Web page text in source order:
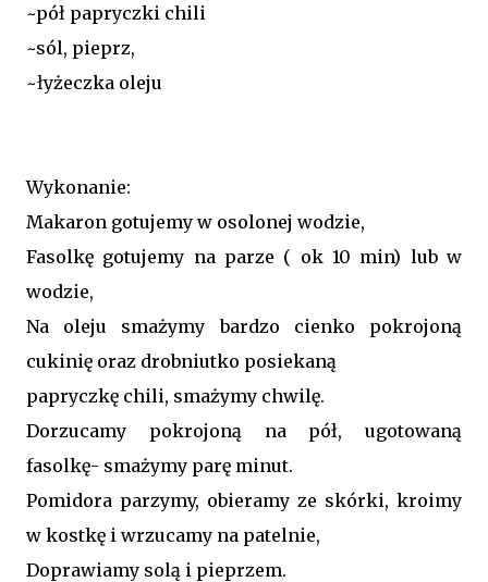
~pół papryczki chili
~sól, pieprz,
~łyżeczka oleju
Wykonanie:
Makaron gotujemy w osolonej wodzie,
Fasolkę gotujemy na parze ( ok 10 min) lub w
wodzie,
Na oleju smażymy bardzo cienko pokrojoną
cukinię oraz drobniutko posiekaną
papryczkę chili, smażymy chwilę.
Dorzucamy pokrojoną na pół, ugotowaną
fasolkę- smażymy parę minut.
Pomidora parzymy, obieramy ze skórki, kroimy
w kostkę i wrzucamy na patelnie,
Doprawiamy solą i pieprzem.